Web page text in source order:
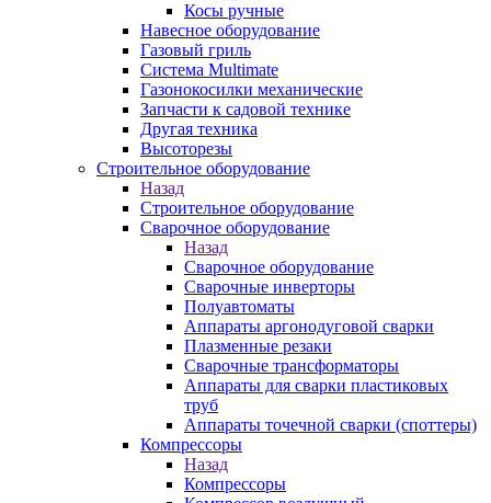
Косы ручные
Навесное оборудование
Газовый гриль
Система Multimate
Газонокосилки механические
Запчасти к садовой технике
Другая техника
Высоторезы
Строительное оборудование
Назад
Строительное оборудование
Сварочное оборудование
Назад
Сварочное оборудование
Сварочные инверторы
Полуавтоматы
Аппараты аргонодуговой сварки
Плазменные резаки
Сварочные трансформаторы
Аппараты для сварки пластиковых
труб
Аппараты точечной сварки (споттеры)
Компрессоры
Назад
Компрессоры